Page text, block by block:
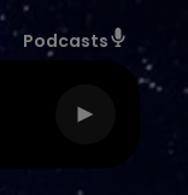
Podcasts